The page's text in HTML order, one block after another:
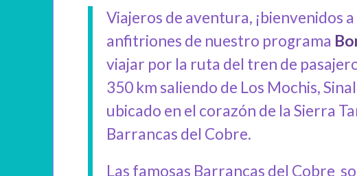
Viajeros de aventura, ¡bienvenidos
anfitriones de nuestro programa
viajar por la ruta del tren de
350 km saliendo de Los Mochis,
ubicado en el corazón de la Sierra
Barrancas del Cobre.
Las famosas Barrancas del Cobre